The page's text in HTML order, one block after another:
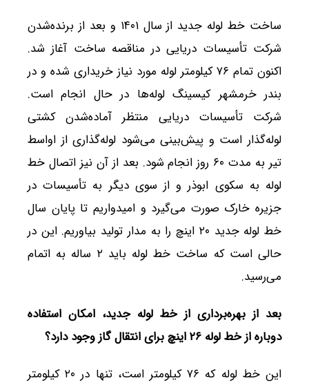
ساخت خط لوله جدید از سال ۱۴۰۱ و بعد از برنده‌شدن
شرکت تأسیسات دریایی در مناقصه ساخت آغاز شد.
اکنون تمام ۷۶ کیلومتر لوله مورد نیاز خریداری شده و در
بندر خرمشهر کیسینگ لوله‌ها در حال انجام است.
شرکت تأسیسات دریایی منتظر آماده‌شدن کشتی
لوله‌گذار است و پیش‌بینی می‌شود لوله‌گذاری از اواسط
تیر به مدت ۶۰ روز انجام شود. بعد از آن نیز اتصال خط
لوله به سکوی ابوذر و از سوی دیگر به تأسیسات در
جزیره خارک صورت می‌گیرد و امیدواریم تا پایان سال
خط لوله جدید ۲۰ اینچ را به مدار تولید بیاوریم. این در
حالی است که ساخت خط لوله باید ۲ ساله به اتمام
می‌رسید.
بعد از بهره‌برداری از خط لوله جدید، امکان استفاده
دوباره از خط لوله ۲۶ اینچ برای انتقال گاز وجود دارد؟
این خط لوله که ۷۶ کیلومتر است، تنها در ۲۰ کیلومتر